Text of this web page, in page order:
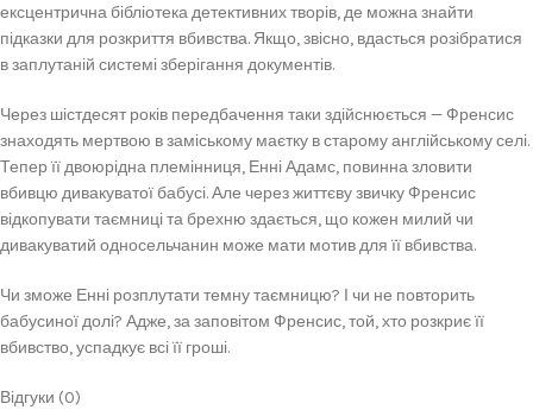
ексцентрична бібліотека детективних творів, де можна знайти
підказки для розкриття вбивства. Якщо, звісно, вдасться розібратися
в заплутаній системі зберігання документів.
Через шістдесят років передбачення таки здійснюється — Френсис
знаходять мертвою в заміському маєтку в старому англійському селі.
Тепер її двоюрідна племінниця, Енні Адамс, повинна зловити
вбивцю дивакуватої бабусі. Але через життєву звичку Френсис
відкопувати таємниці та брехню здається, що кожен милий чи
дивакуватий односельчанин може мати мотив для її вбивства.
Чи зможе Енні розплутати темну таємницю? І чи не повторить
бабусиної долі? Адже, за заповітом Френсис, той, хто розкриє її
вбивство, успадкує всі її гроші.
Відгуки (0)